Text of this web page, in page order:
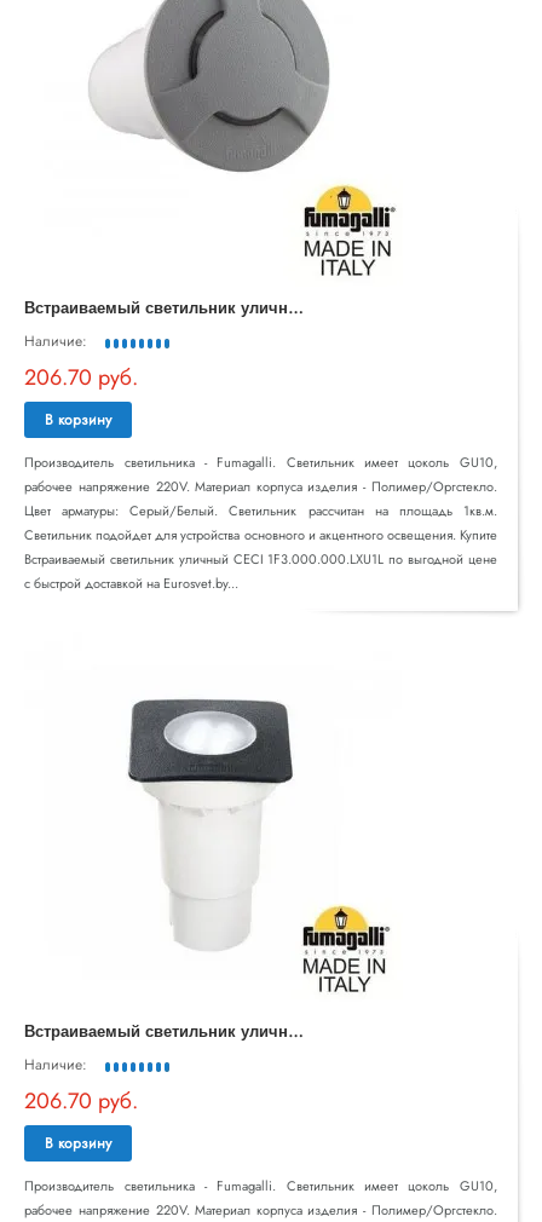
В
страиваемый светильник уличный CECI 1F3.000.000.LXU1L
Наличие:
206.70 руб.
В корзину
Производитель светильника - Fumagalli. Светильник имеет цоколь GU10,
рабочее напряжение 220V. Материал корпуса изделия - Полимер/Оргстекло.
Цвет арматуры: Серый/Белый. Светильник рассчитан на площадь 1кв.м.
Светильник подойдет для устройства основного и акцентного освещения. Купите
Встраиваемый светильник уличный CECI 1F3.000.000.LXU1L по выгодной цене
с быстрой доставкой на Eurosvet.by...
В
страиваемый светильник уличный CECI 1F4.000.000.AXU1L
Наличие:
206.70 руб.
В корзину
Производитель светильника - Fumagalli. Светильник имеет цоколь GU10,
рабочее напряжение 220V. Материал корпуса изделия - Полимер/Оргстекло.